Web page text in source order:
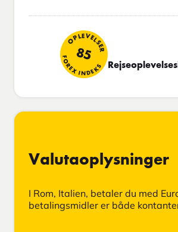
OPLEVELSER
85
FOREX INDEKS
Valutaoplysninger
I Rom, Italien, betaler du med
betalingsmidler er både